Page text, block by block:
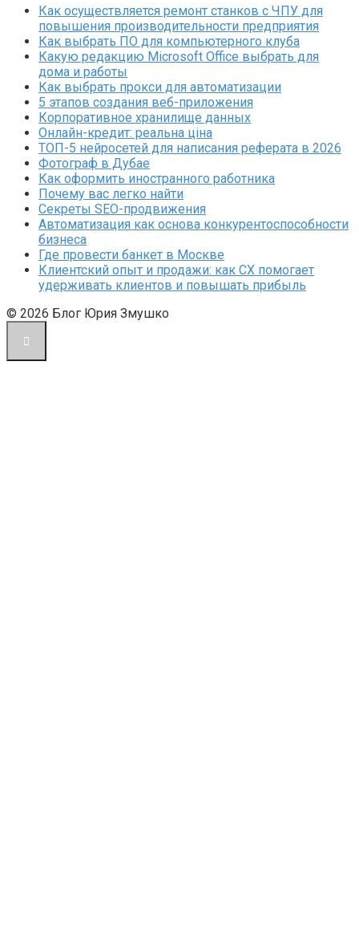
Как осуществляется ремонт станков с ЧПУ для
повышения производительности предприятия
Как выбрать ПО для компьютерного клуба
Какую редакцию Microsoft Office выбрать для
дома и работы
Как выбрать прокси для автоматизации
5 этапов создания веб-приложения
Корпоративное хранилище данных
Онлайн-кредит: реальна ціна
ТОП-5 нейросетей для написания реферата в 2026
Фотограф в Дубае
Как оформить иностранного работника
Почему вас легко найти
Секреты SEO-продвижения
Автоматизация как основа конкурентоспособности
бизнеса
Где провести банкет в Москве
Клиентский опыт и продажи: как CX помогает
удерживать клиентов и повышать прибыль
© 2026 Блог Юрия Змушко